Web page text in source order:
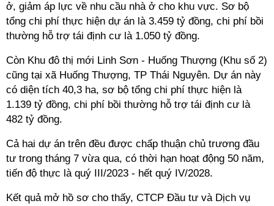
ở, giảm áp lực về nhu cầu nhà ở cho khu vực. Sơ bộ
tổng chi phí thực hiện dự án là 3.459 tỷ đồng, chi phí bồi
thường hỗ trợ tái định cư là 1.050 tỷ đồng.
Còn Khu đô thị mới Linh Sơn - Huống Thượng (Khu số 2)
cũng tại xã Huống Thượng, TP Thái Nguyên. Dự án này
có diện tích 40,3 ha, sơ bộ tổng chi phí thực hiện là
1.139 tỷ đồng, chi phí bồi thường hỗ trợ tái định cư là
482 tỷ đồng.
Cả hai dự án trên đều được chấp thuận chủ trương đầu
tư trong tháng 7 vừa qua, có thời hạn hoạt động 50 năm,
tiến độ thực là quý III/2023 - hết quý IV/2028.
Kết quả mở hồ sơ cho thấy, CTCP Đầu tư và Dịch vụ